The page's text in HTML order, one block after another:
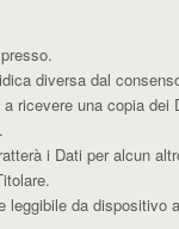
diversa dal
ricevere una copia dei
i Dati per alcun
leggibile da